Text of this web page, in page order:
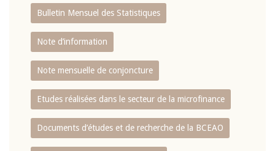
Bulletin Mensuel des Statistiques
Note d’information
Note mensuelle de conjoncture
Etudes réalisées dans le secteur de la microfinance
Documents d’études et de recherche de la BCEAO